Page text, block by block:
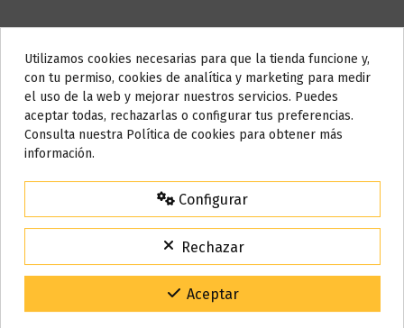
Descripción
Capacidad: 2ml
Batería: 550mAh
Nicotina: 20mg
Do not show again.
AVISO IMPORTANTE
Nos tomamos unos días
15% de descuento
Código:VACACIONES15
Gracias por tu paciencia y por seguir confiando en nosotros.
Utilizamos cookies necesarias para que la tienda funcione y,
con tu permiso, cookies de analítica y marketing para medir
el uso de la web y mejorar nuestros servicios. Puedes
aceptar todas, rechazarlas o configurar tus preferencias.
Consulta nuestra Política de cookies para obtener más
información.
Configurar
Rechazar
Aceptar